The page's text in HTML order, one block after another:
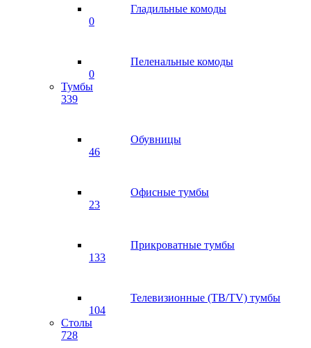
Гладильные комоды
0
Пеленальные комоды
0
Тумбы
339
Обувницы
46
Офисные тумбы
23
Прикроватные тумбы
133
Телевизионные (ТВ/TV) тумбы
104
Столы
728